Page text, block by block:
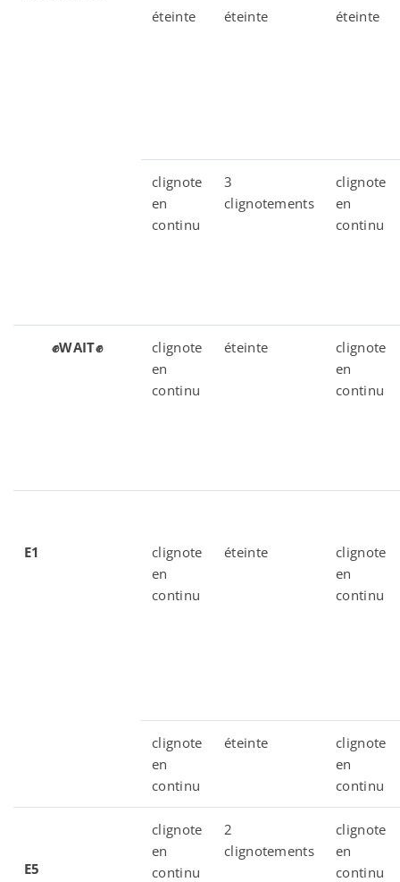
éteinte éteinte éteinte
clignote
en
continu
3
clignotements
clignote
en
continu
✊WAIT✊
clignote
en
continu
éteinte
clignote
en
continu
E1
clignote
en
continu
éteinte
clignote
en
continu
clignote
en
continu
éteinte
clignote
en
continu
E5
clignote
en
continu
2
clignotements
clignote
en
continu